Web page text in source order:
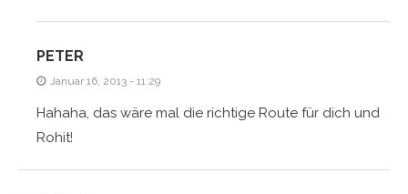
PETER
Januar 16, 2013 - 11:29
Hahaha, das wäre mal die richtige Route für dich und
Rohit!